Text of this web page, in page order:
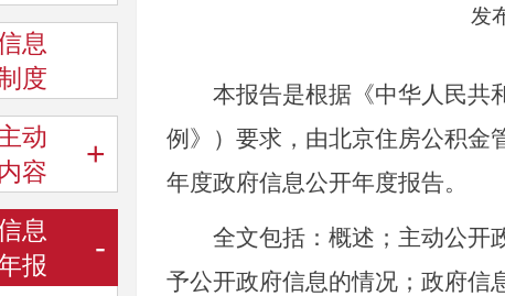
息
度
动
容
+
息
报
-
发
本报告是根据《中华人民共
例》）要求，由北京住房公积金
年度政府信息公开年度报告。
全文包括：概述；主动公开
予公开政府信息的情况；政府信